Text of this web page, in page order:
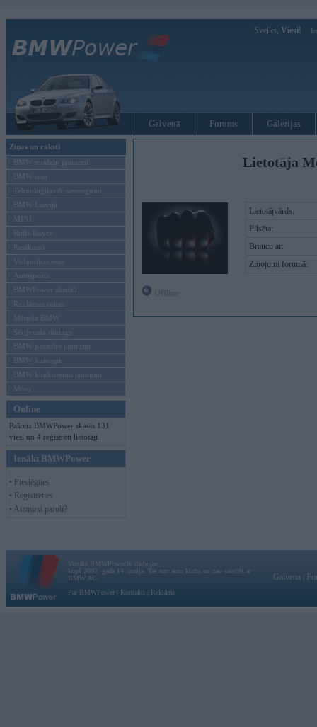
Sveiks, Viesi!
Galvenā Forums Galerijas
Ziņas un raksti
BMW modeļu jaunumi
BMW testi
Tehnoloģijas & sasniegumi
BMW Latvijā
MINI
Rolls-Royce
Pasākumi
Vadāmības tests
Autosports
BMWPower aktuāli
Reklāmas raksti
Mēneša BMW
Sērijveida tūnings
BMW pasaules jaunumi
BMW koncepti
BMW konkurentu jaunumi
Moto
Online
Pašreiz BMWPower skatās 131
viesi un 4 reģistrēti lietotāji.
Ienākt BMWPower
• Pieslēgties
• Reģistrēties
• Aizmirsi paroli?
Lietotāja
Lietotājvārds:
Pilsēta:
Braucu ar:
Ziņojumi forumā:
Vortāls BMWPower.lv darbojas
kopš 2002. gada 14. maija. Tas nav auto klubs un nav saistīts ar
BMW AG.
Par BMWPower
Kontakti Reklāma
Galvena